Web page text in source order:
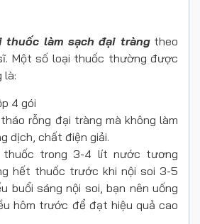
thuốc làm sạch đại tràngtheo
Một số loại thuốc thường được
là:
4 gói
rỗng đại tràng mà không làm
dịch, chất điện giải.
thuốc trong 3-4 lít nước tương
hết thuốc trước khi nội soi 3-5
buổi sáng nội soi, bạn nên uống
hôm trước để đạt hiệu quả cao